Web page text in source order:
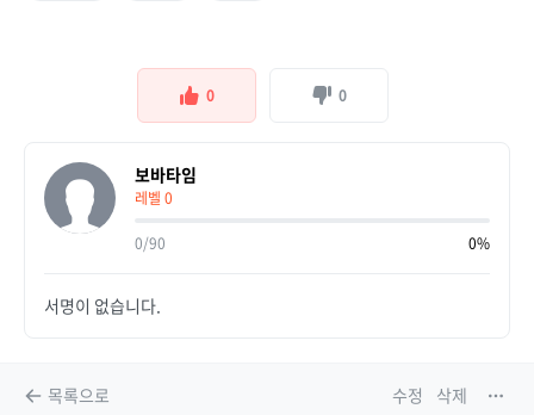
0 0
보바타임
레벨 0
0/90 0%
서명이 없습니다.
목록으로 수정 삭제